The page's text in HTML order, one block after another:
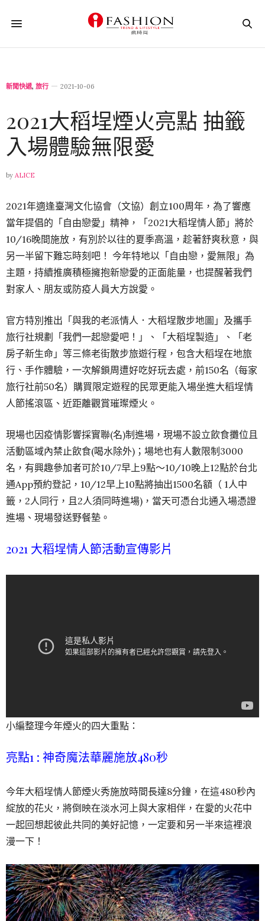
新聞快遞, 旅行 2021-10-06
2021大稻埕煙火亮點 抽籤
入場體驗無限愛
by ALICE
2021年適逢臺灣文化協會（文協）創立100周年，為了響應
當年提倡的「自由戀愛」精神，「2021大稻埕情人節」將於
10/16晚間施放，有別於以往的夏季高溫，趁著舒爽秋意，與
另一半留下難忘時刻吧！ 今年特地以「自由戀，愛無限」為
主題，持續推廣積極擁抱新戀愛的正面能量，也提醒著我們
對家人、朋友或防疫人員大方說愛。
官方特別推出「與我的老派情人．大稻埕散步地圖」及攜手
旅行社規劃「我們一起戀愛吧！」、「大稻埕製造」、「老
房子新生命」等三條老街散步旅遊行程，包含大稻埕在地旅
行、手作體驗，一次解鎖周遭好吃好玩去處，前150名（每家
旅行社前50名）購買限定遊程的民眾更能入場坐進大稻埕情
人節搖滾區、近距離觀賞璀璨煙火。
現場也因疫情影響採實聯(名)制進場，現場不設立飲食攤位且
活動區域內禁止飲食(喝水除外)；場地也有人數限制3000
名，有興趣參加者可於10/7早上9點～10/10晚上12點於台北
通App預約登記，10/12早上10點將抽出1500名額（ 1人中
籤，2人同行，且2人須同時進場)，當天可憑台北通入場憑證
進場、現場發送野餐墊。
2021 大稻埕情人節活動宣傳影片
小編整理今年煙火的四大重點：
亮點1 : 神奇魔法華麗施放480秒
今年大稻埕情人節煙火秀施放時間長達8分鐘，在這480秒內
綻放的花火，將倒映在淡水河上與大家相伴，在愛的火花中
一起回想起彼此共同的美好記憶，一定要和另一半來這裡浪
漫一下！